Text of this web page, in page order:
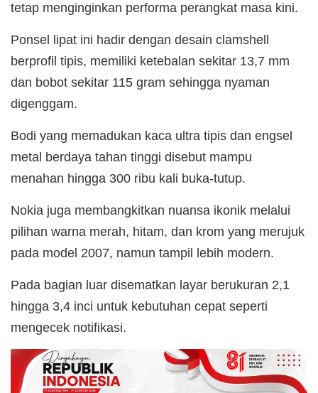
tetap menginginkan performa perangkat masa kini.
Ponsel lipat ini hadir dengan desain clamshell
berprofil tipis, memiliki ketebalan sekitar 13,7 mm
dan bobot sekitar 115 gram sehingga nyaman
digenggam.
Bodi yang memadukan kaca ultra tipis dan engsel
metal berdaya tahan tinggi disebut mampu
menahan hingga 300 ribu kali buka-tutup.
Nokia juga membangkitkan nuansa ikonik melalui
pilihan warna merah, hitam, dan krom yang merujuk
pada model 2007, namun tampil lebih modern.
Pada bagian luar disematkan layar berukuran 2,1
hingga 3,4 inci untuk kebutuhan cepat seperti
mengecek notifikasi.